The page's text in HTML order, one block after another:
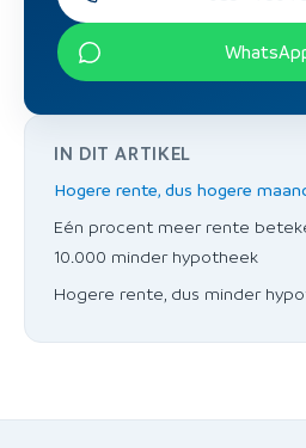
IN DIT ARTIKEL
Hogere rente, dus hogere
Eén procent meer rente
10.000 minder hypotheek
Hogere rente, dus minder